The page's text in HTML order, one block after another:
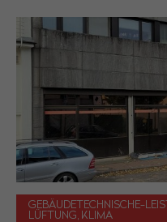
GEBÄUDETECHNISCHE-
LÜFTUNG, KLIMA